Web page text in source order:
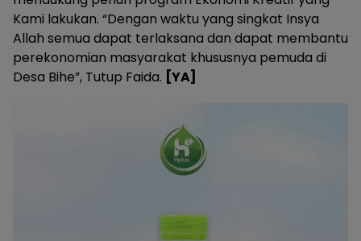
Kami lakukan. “Dengan waktu yang singkat Insya
Allah semua dapat terlaksana dan dapat membantu
perekonomian masyarakat khususnya pemuda di
Desa Bihe”, Tutup Faida. [YA]